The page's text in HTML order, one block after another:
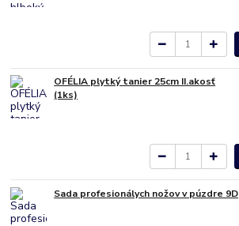
OFÉLIA plytký tanier 25cm II.akosť
(1ks)
Sada profesionálych nožov v púzdre 9D